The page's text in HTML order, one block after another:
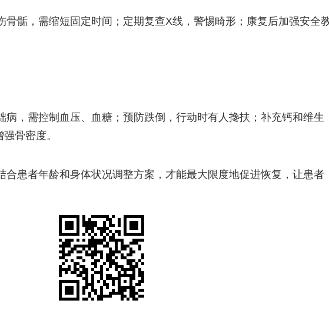
骨骺，需缩短固定时间；定期复查X线，警惕畸形；康复后加强安全
病，需控制血压、血糖；预防跌倒，行动时有人搀扶；补充钙和维生
骨密度。
合患者年龄和身体状况调整方案，才能最大限度地促进恢复，让患者